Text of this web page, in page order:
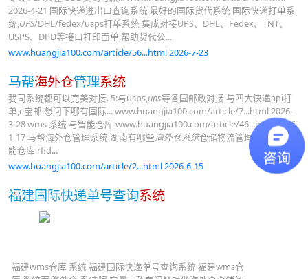
2026-4-21 国际快递进出口查询系统 最好的国际货代系统 国际快递打单系
统,UPS/DHL/fedex/usps打单系统 集成对接UPS、DHL、Fedex、TNT、
USPS、DPD等接口打印面单,帮助货代公...
www.huangjia100.com/article/56...html 2026-7-23
马帮海外仓管理系统
我司系统都可以完美对接. 5:与usps,ups等各国邮政对接,与四大快递api打
单,e宝邮.想问下哪有国际... www.huangjia100.com/article/7...html 2026-
3-28 wms 系统 与智能仓库 www.huangjia100.com/article/46...html 2026-
1-17 马帮海外仓管理系统 湖南有哪些海外仓系统仓储物流管理系统方案智
能仓库 rfid...
www.huangjia100.com/article/2...html 2026-6-15
福建国际快递单号查询系统
福建wms仓库 系统 福建国际快递单号查询系统 福建wms仓